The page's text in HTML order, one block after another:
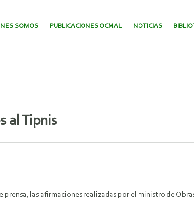
SOMOS PUBLICACIONES OCMAL NOTICIAS
al Tipnis
las afirmaciones realizadas por el ministro de